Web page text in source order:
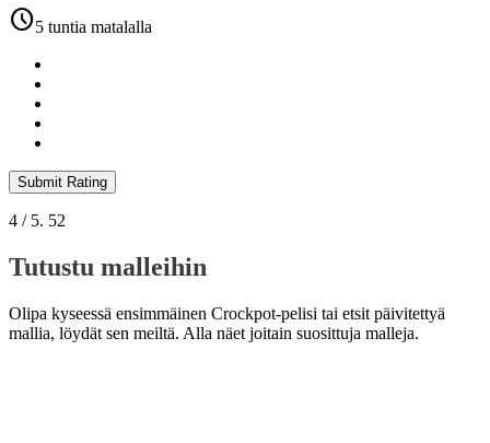
schedule5 tuntia matalalla
Submit Rating
4 / 5. 52
Tutustu malleihin
Olipa kyseessä ensimmäinen Crockpot-pelisi tai etsit päivitettyä
mallia, löydät sen meiltä. Alla näet joitain suosittuja malleja.